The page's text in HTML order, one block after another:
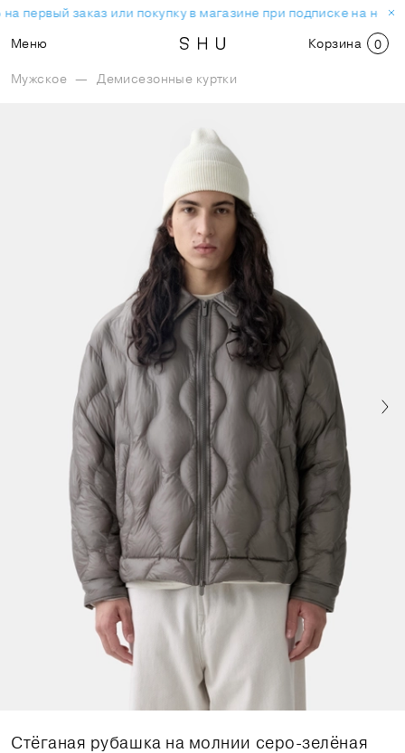
первый заказ или покупку в магазине при подписке на
Меню
Корзина 0
Мужское — Демисезонные куртки
Стёганая рубашка на молнии серо-зелёная